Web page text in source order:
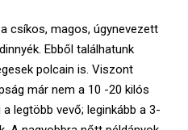
csíkos, magos, úgynevezett
Ebből találhatunk
polcain is. Viszont
már nem a 10 -20 kilós
legtöbb vevő; leginkább a 3-